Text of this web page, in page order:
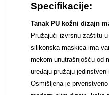
Specifikacije:
Tanak PU kožni dizajn
Pružajući izvrsnu zaštitu
silikonska maskica ima
mekom unutrašnjošću od
uređaju pružaju
Osmišljena je
Doodles